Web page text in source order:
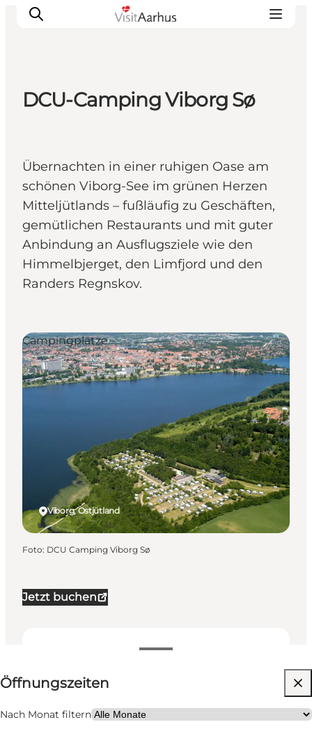
Städte und Regionen
Reiseplanung
Transport
DCU-Camping Viborg Sø
Übernachten in einer ruhigen Oase am
schönen Viborg-See im grünen Herzen
Mitteljütlands – fußläufig zu Geschäften,
gemütlichen Restaurants und mit guter
Anbindung an Ausflugsziele wie den
Himmelbjerget, den Limfjord und den
Randers Regnskov.
Jetzt buchen
Öffnungszeiten anzeigen
Öffnungszeiten
Nach Monat filtern
Website besuchen
Hunde erlaubt
Viborg, Ostjütland
Campingplätze
Foto: DCU Camping Viborg Sø